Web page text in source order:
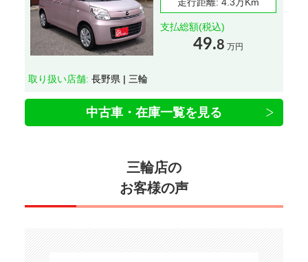
支払総額(税込)
49.8 万円
取り扱い店舗: 長野県 | 三輪
中古車・在庫一覧を見る
三輪店の
お客様の声